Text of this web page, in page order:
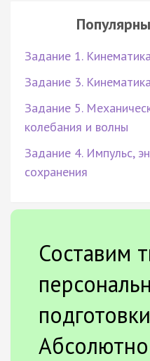
Задание 1. Кинематика
Задание 3.
Задание 5.
колебания и волны
Задание 4. Импульс,
сохранения
Составим